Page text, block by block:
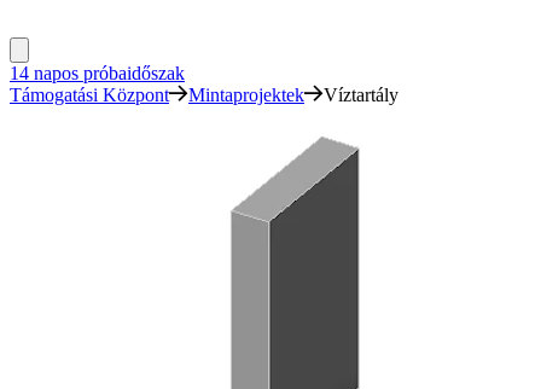
14 napos próbaidőszak
Támogatási Központ
Mintaprojektek Víztartály